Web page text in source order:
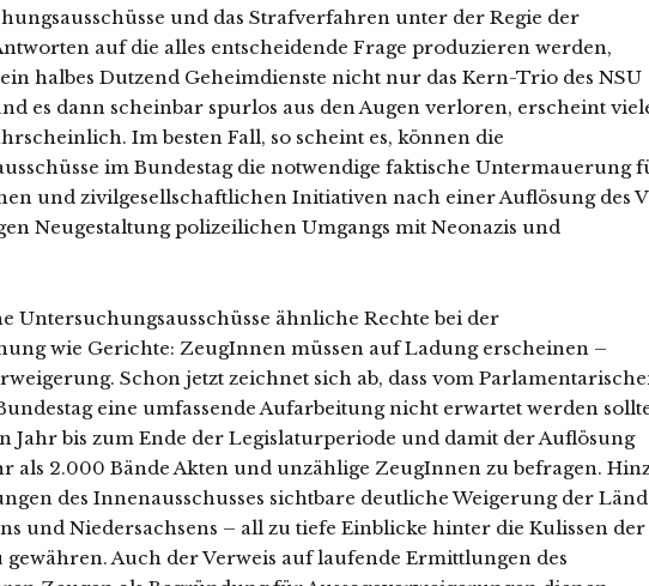
und das Strafverfahren unter der Regie der
auf die alles entscheidende Frage produzieren werden,
halbes Dutzend Geheimdienste nicht nur das Kern-Trio des NSU
es dann scheinbar spurlos aus den Augen verloren, erscheint
Im besten Fall, so scheint es, können die
im Bundestag die notwendige faktische Untermauerung
und zivilgesellschaftlichen Initiativen nach einer Auflösung des
Neugestaltung polizeilichen Umgangs mit Neonazis und
Untersuchungsausschüsse ähnliche Rechte bei der
wie Gerichte: ZeugInnen müssen auf Ladung erscheinen –
Schon jetzt zeichnet sich ab, dass vom
eine umfassende Aufarbeitung nicht erwartet werden
Jahr bis zum Ende der Legislaturperiode und damit der Auflösung
als 2.000 Bände Akten und unzählige ZeugInnen zu befragen.
des Innenausschusses sichtbare deutliche Weigerung der
und Niedersachsens – all zu tiefe Einblicke hinter die Kulissen der
Auch der Verweis auf laufende Ermittlungen des